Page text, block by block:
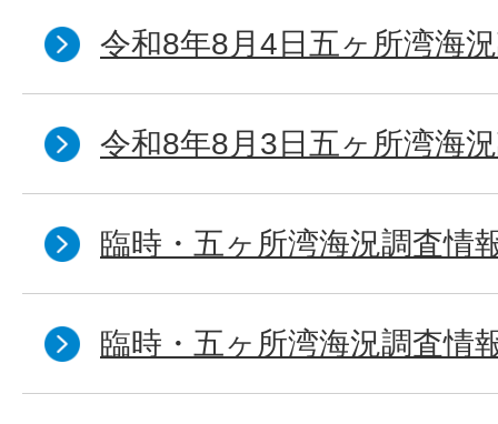
令和8年8月4日五ヶ所湾海
令和8年8月3日五ヶ所湾海
臨時・五ヶ所湾海況調査情
臨時・五ヶ所湾海況調査情